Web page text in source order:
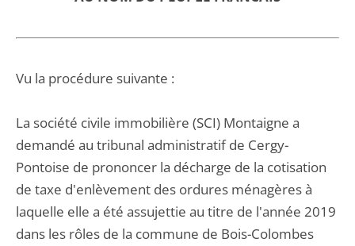
Vu la procédure suivante :
La société civile immobilière (SCI) Montaigne a
demandé au tribunal administratif de Cergy-
Pontoise de prononcer la décharge de la cotisation
de taxe d'enlèvement des ordures ménagères à
laquelle elle a été assujettie au titre de l'année 2019
dans les rôles de la commune de Bois-Colombes